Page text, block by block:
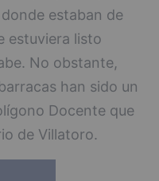
estaban de
estuviera listo
No obstante,
han sido un
Docente que
de Villatoro.